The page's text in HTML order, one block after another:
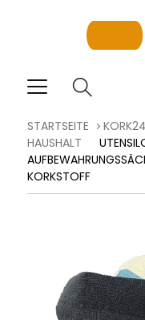
STARTSEITE
HAUSHALT
KORKSTOFF